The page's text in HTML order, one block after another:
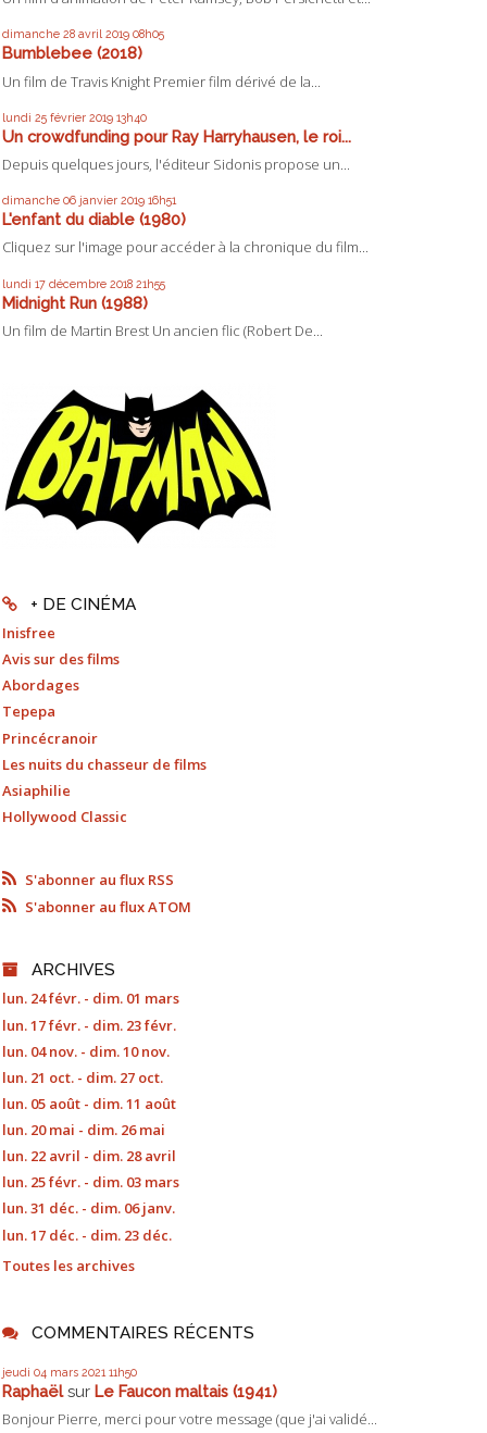
dimanche 28 avril 2019 08h05
Bumblebee (2018)
Un film de Travis Knight Premier film dérivé de la...
lundi 25 février 2019 13h40
Un crowdfunding pour Ray Harryhausen, le roi...
Depuis quelques jours, l'éditeur Sidonis propose un...
dimanche 06 janvier 2019 16h51
L'enfant du diable (1980)
Cliquez sur l'image pour accéder à la chronique du film...
lundi 17 décembre 2018 21h55
Midnight Run (1988)
Un film de Martin Brest Un ancien flic (Robert De...
+ DE CINÉMA
Inisfree
Avis sur des films
Abordages
Tepepa
Princécranoir
Les nuits du chasseur de films
Asiaphilie
Hollywood Classic
S'abonner au flux RSS
S'abonner au flux ATOM
ARCHIVES
lun. 24 févr. - dim. 01 mars
lun. 17 févr. - dim. 23 févr.
lun. 04 nov. - dim. 10 nov.
lun. 21 oct. - dim. 27 oct.
lun. 05 août - dim. 11 août
lun. 20 mai - dim. 26 mai
lun. 22 avril - dim. 28 avril
lun. 25 févr. - dim. 03 mars
lun. 31 déc. - dim. 06 janv.
lun. 17 déc. - dim. 23 déc.
Toutes les archives
COMMENTAIRES RÉCENTS
jeudi 04 mars 2021 11h50
Raphaëlsur Le Faucon maltais (1941)
Bonjour Pierre, merci pour votre message (que j'ai validé...